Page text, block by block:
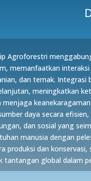
Agroforestri
memanfaatkan
dan ternak. Integrasi
meningkatkan
menjaga
daya secara
dan sosial yang
manusia dengan
produksi dan
tantangan global dalam